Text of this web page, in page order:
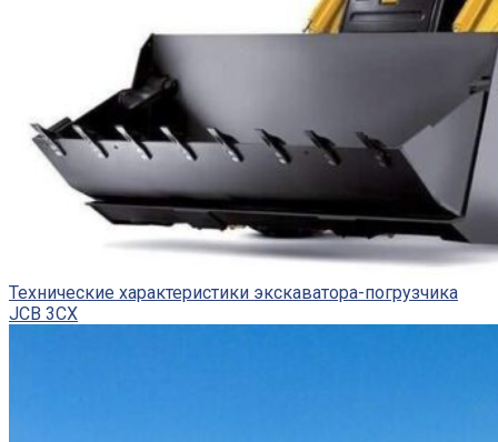
Технические характеристики экскаватора-погрузчика
JCB 3CX